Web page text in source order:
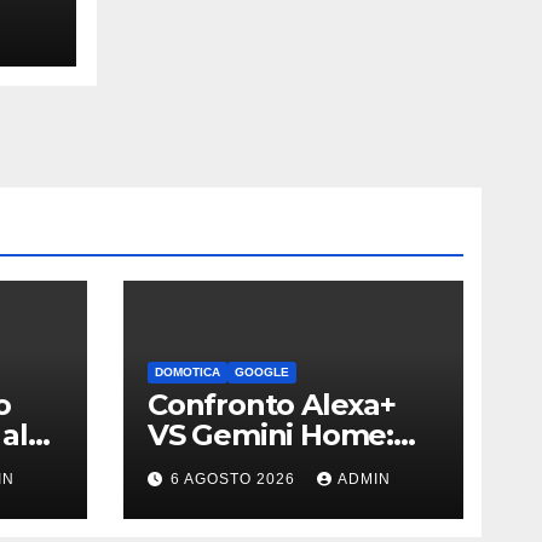
DOMOTICA GOOGLE
Confronto Alexa+
VS Gemini Home:
qual è l’assistente
migliore | Video
6 AGOSTO 2026 ADMIN